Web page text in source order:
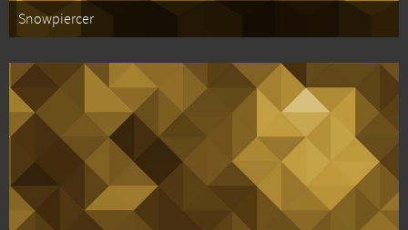
Snowpiercer